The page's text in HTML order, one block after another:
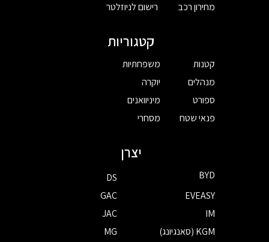
מחירון רכב
רישום לניוזלטר
קטגוריות
קטנות
מנהלים
ספורט
פנאי שטח
משפחתיות
יוקרה
מיניוואנים
מסחרי
יצרן
BYD
DS
EVEASY
GAC
IM
JAC
KGM (סאנגיונג)
MG